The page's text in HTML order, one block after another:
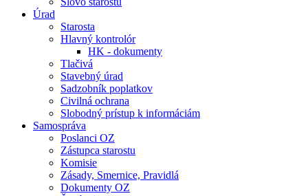
Úrad
Starosta
Hlavný kontrolór
HK - dokumenty
Tlačivá
Stavebný úrad
Sadzobník poplatkov
Civilná ochrana
Slobodný prístup k informáciám
Samospráva
Poslanci OZ
Zástupca starostu
Komisie
Zásady, Smernice, Pravidlá
Dokumenty OZ